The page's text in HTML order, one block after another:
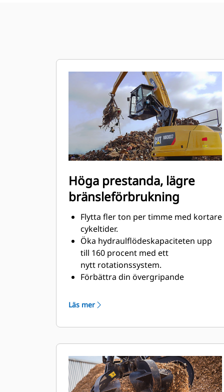
Höga prestanda, lägre
bränsleförbrukning
Flytta fler ton per timme med kortare
cykeltider.
Öka hydraulflödeskapaciteten upp
till 160 procent med ett
nytt rotationssystem.
Förbättra din övergripande
procent tack vare förfinade
Cat-maskinerna är
för att maximera matchningen och
effektiviteten hos maskin och grip.
Läs mer